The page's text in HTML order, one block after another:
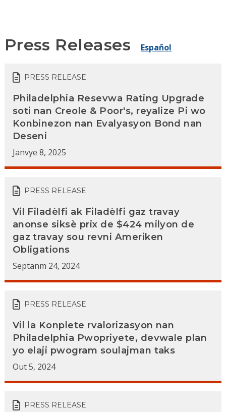
Press Releases Español
PRESS RELEASE
Philadelphia Resevwa Rating Upgrade
soti nan Creole & Poor's, reyalize Pi wo
Konbinezon nan Evalyasyon Bond nan
Deseni
Janvye 8, 2025
PRESS RELEASE
Vil Filadèlfi ak Filadèlfi gaz travay
anonse siksè prix de $424 milyon de
gaz travay sou revni Ameriken
Obligations
Septanm 24, 2024
PRESS RELEASE
Vil la Konplete rvalorizasyon nan
Philadelphia Pwopriyete, devwale plan
yo elaji pwogram soulajman taks
Out 5, 2024
PRESS RELEASE